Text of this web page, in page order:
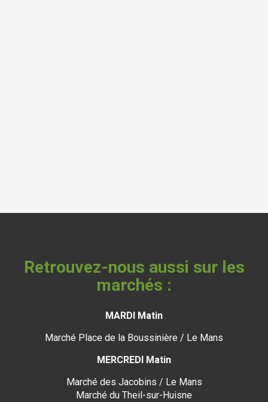
Retrouvez-nous aussi sur les
marchés :
MARDI Matin
Marché Place de la Boussinière / Le Mans
MERCREDI Matin
Marché des Jacobins / Le Mans
Marché du Theil-sur-Huisne